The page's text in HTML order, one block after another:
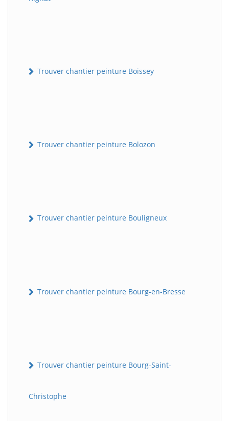
Trouver chantier peinture Boissey
Trouver chantier peinture Bolozon
Trouver chantier peinture Bouligneux
Trouver chantier peinture Bourg-en-Bresse
Trouver chantier peinture Bourg-Saint-
Christophe